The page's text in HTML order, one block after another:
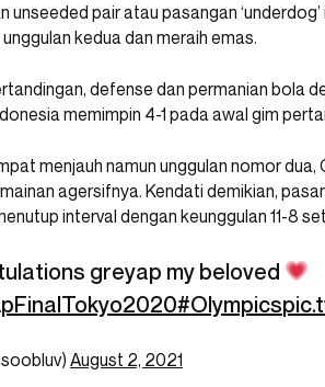
unseeded pair atau pasangan
kedua dan meraih emas.
defense dan permanian bola
memimpin 4-1 pada awal gim
menjauh namun unggulan nomor
agersifnya. Kendati demikian,
interval dengan keunggulan 11-8
greyap my beloved
#Olympics
August 2, 2021